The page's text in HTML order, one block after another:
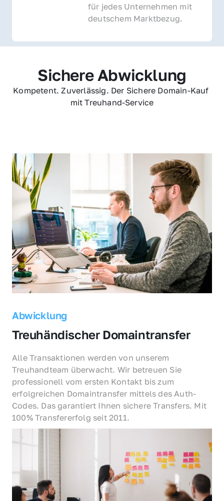
für jedes Unternehmen mit
deutschem Marktbezug.
Sichere Abwicklung
Kompetent. Zuverlässig. Der Sichere Domain-Kauf
mit Treuhand-Service
Abwicklung
Treuhändischer Domaintransfer
Alle Transaktionen werden von unserem
Treuhandteam überwacht. Wir betreuen Sie
professionell vom ersten Kontakt bis zum
erfolgreichen Domaintransfer mittels des Auth-
Codes. Das garantiert Ihnen sichere Transfers. Mit
100% Transfererfolg seit 2011.